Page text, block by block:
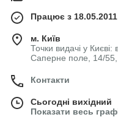
Працює з 18.05.2011
м. Київ
Точки видачі у Києві:
Саперне поле, 14/55,
Контакти
Сьогодні вихідний
Показати весь